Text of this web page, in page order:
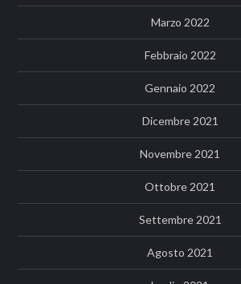
Marzo 2022
Febbraio 2022
Gennaio 2022
Dicembre 2021
Novembre 2021
Ottobre 2021
Settembre 2021
Agosto 2021